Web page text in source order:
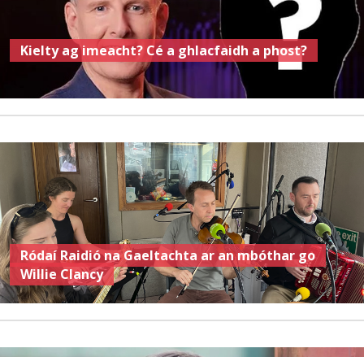
Kielty ag imeacht? Cé a ghlacfaidh a phost?
Ródaí Raidió na Gaeltachta ar an mbóthar go
Willie Clancy